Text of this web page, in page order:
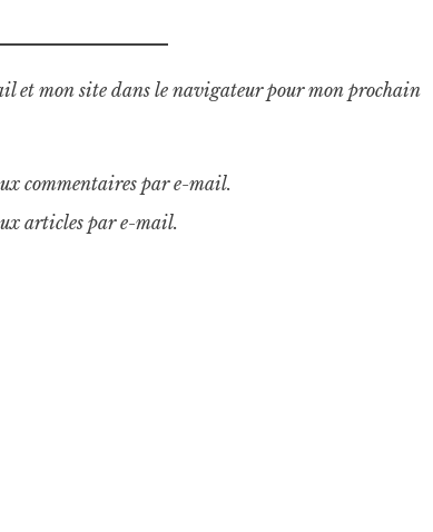
et mon site dans le navigateur pour mon prochain
commentaires par e-mail.
articles par e-mail.